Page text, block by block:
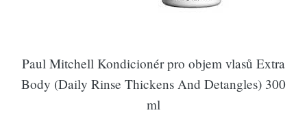
Paul Mitchell Kondicionér pro objem vlasů Extra
Body (Daily Rinse Thickens And Detangles) 300
ml